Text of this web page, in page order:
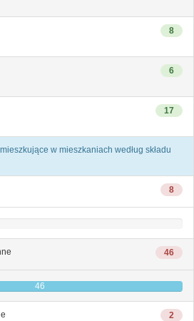
8
6
17
w mieszkaniach według składu
8
46
46
2